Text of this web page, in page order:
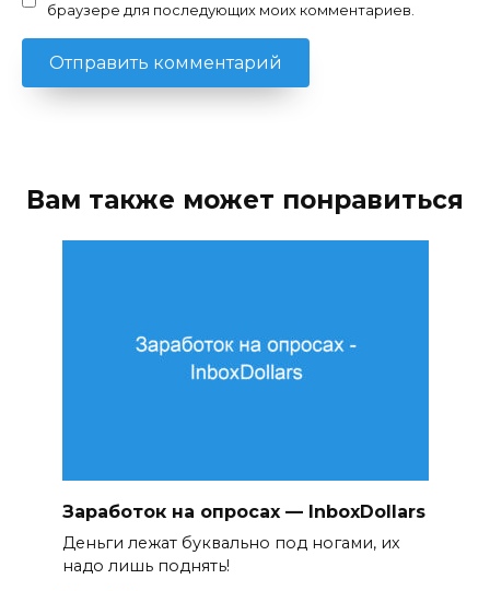
браузере для последующих моих комментариев.
Вам также может понравиться
Заработок на опросах — InboxDollars
Деньги лежат буквально под ногами, их
надо лишь поднять!